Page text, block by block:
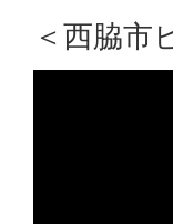
＜西脇市